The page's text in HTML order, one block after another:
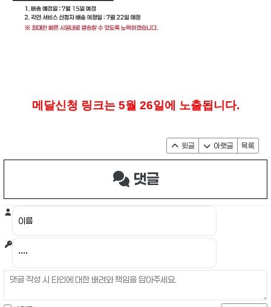
메달신청 링크는 5월 26일에 노출됩니다.
윗글 아랫글 목록
댓글